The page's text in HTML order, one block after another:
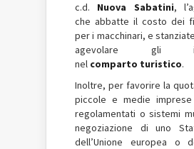
c.d. Nuova Sabatini,
che abbatte il costo dei
per i macchinari, e
agevolare gli
nel comparto turistico.
Inoltre, per favorire la
piccole e medie
regolamentati o sistemi
negoziazione di uno
dell’Unione europea o